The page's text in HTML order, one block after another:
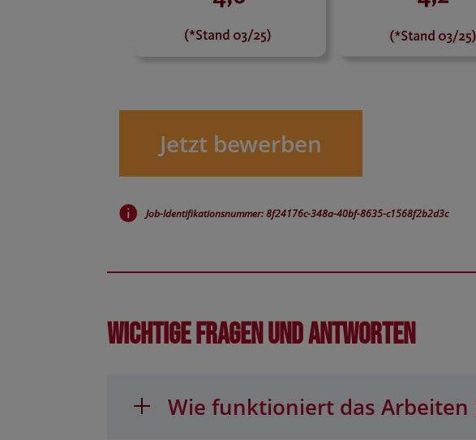
Jetzt bewerben
Job-Identifikationsnummer: 8f24176c-348a-40bf-8635-c1568f2b2d3c
Wichtige Fragen und Antworten
Wie funktioniert das Arbeiten